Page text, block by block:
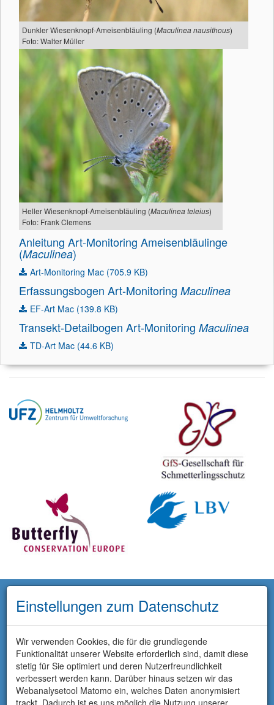
Dunkler Wiesenknopf-Ameisenbläuling (Maculinea nausithous)
Foto: Walter Müller
Heller Wiesenknopf-Ameisenbläuling (Maculinea teleius)
Foto: Frank Clemens
Anleitung Art-Monitoring Ameisenbläulinge
(Maculinea)
Art-Monitoring Mac (705.9 KB)
Erfassungsbogen Art-Monitoring Maculinea
EF-Art Mac (139.8 KB)
Transekt-Detailbogen Art-Monitoring Maculinea
TD-Art Mac (44.6 KB)
Einstellungen zum Datenschutz
Wir verwenden Cookies, die für die grundlegende
Funktionalität unserer Website erforderlich sind, damit diese
stetig für Sie optimiert und deren Nutzerfreundlichkeit
verbessert werden kann. Darüber hinaus setzen wir das
Webanalysetool Matomo ein, welches Daten anonymisiert